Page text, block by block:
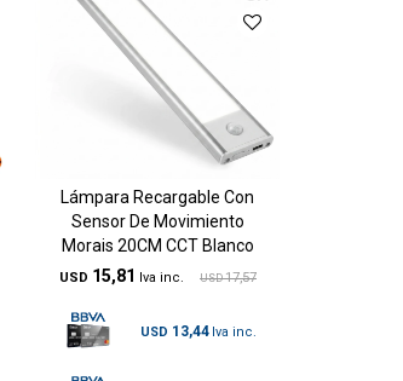
Lámpara Recargable Con
Sensor De Movimiento
Morais 20CM CCT Blanco
USD 15,81 USD 17,57
USD 13,44